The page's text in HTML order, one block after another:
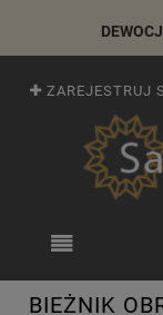
ZAREJESTRUJ
BIEŻNIK